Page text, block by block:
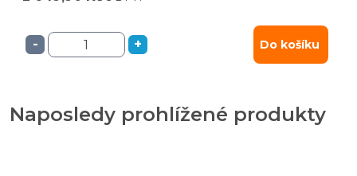
- + Do košíku
Naposledy prohlížené produkty